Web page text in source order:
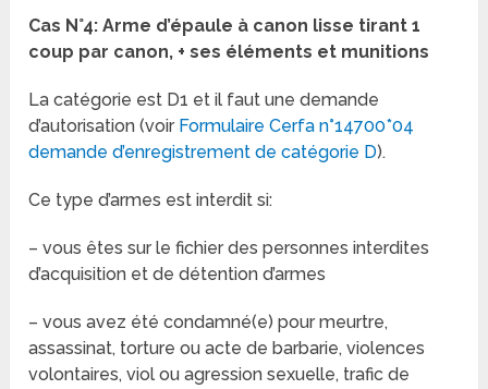
Cas N°4: Arme d’épaule à canon lisse tirant 1
coup par canon, + ses éléments et munitions
La catégorie est D1 et il faut une demande
d’autorisation (voir Formulaire Cerfa n°14700*04
demande d’enregistrement de catégorie D).
Ce type d’armes est interdit si:
– vous êtes sur le fichier des personnes interdites
d’acquisition et de détention d’armes
– vous avez été condamné(e) pour meurtre,
assassinat, torture ou acte de barbarie, violences
volontaires, viol ou agression sexuelle, trafic de